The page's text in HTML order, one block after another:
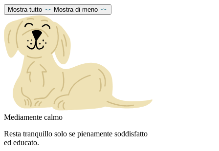
Mostra tutto Mostra di meno
Mediamente calmo
Resta tranquillo solo se pienamente soddisfatto
ed educato.